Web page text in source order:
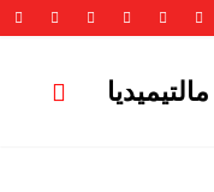
مالتيميديا